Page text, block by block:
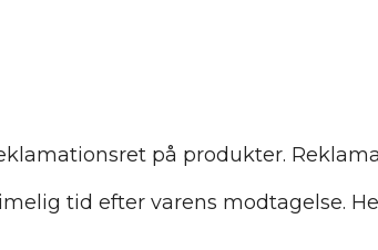
på produkter.
tid efter varens modtagelse.